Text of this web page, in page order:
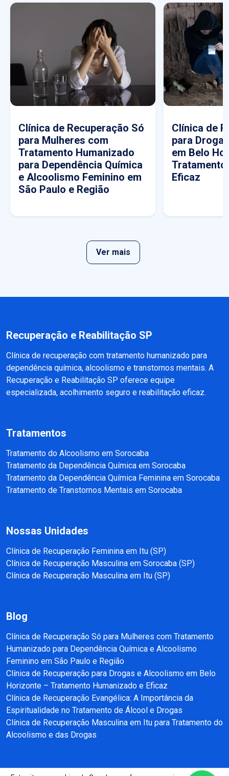
Clínica de Recuperação Só
para Mulheres com
Tratamento Humanizado
para Dependência Química
e Alcoolismo Feminino em
São Paulo e Região
Clínica de
para
em Belo
Tratamento
Eficaz
Ver mais
Recuperação e Reabilitação SP
Clínica de recuperação com tratamento humanizado para
dependência química, alcoolismo e transtornos mentais. A
Recuperação e Reabilitação SP oferece equipe
especializada, acolhimento seguro e reabilitação eficaz.
Tratamentos
Tratamento do Alcoolismo em Sorocaba
Tratamento da Dependência Química em Sorocaba
Tratamento da Dependência Química Feminina em Sorocaba
Tratamento de Transtornos Mentais em Sorocaba
Nossas Unidades
Clínica de Recuperação Feminina em Itu (SP)
Clínica de Recuperação Masculina em Sorocaba (SP)
Clínica de Recuperação Masculina em Itu (SP)
Blog
Clínica de Recuperação Só para Mulheres com Tratamento
Humanizado para Dependência Química e Alcoolismo
Feminino em São Paulo e Região
Clínica de Recuperação para Drogas e Alcoolismo em Belo
Horizonte – Tratamento Humanizado e Eficaz
Clínica de Recuperação Evangélica: A Importância da
Espiritualidade no Tratamento de Álcool e Drogas
Clínica de Recuperação Masculina em Itu para Tratamento do
Alcoolismo e das Drogas